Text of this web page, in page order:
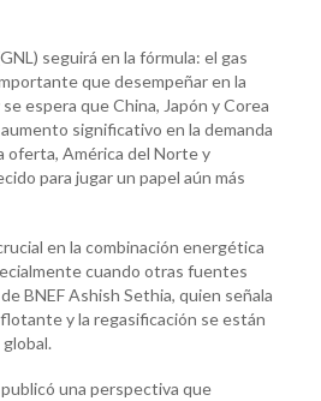
seguirá en la fórmula: el gas
que desempeñar en la
espera que China, Japón y Corea
significativo en la demanda
oferta, América del Norte y
para jugar un papel aún más
en la combinación energética
cuando otras fuentes
BNEF Ashish Sethia, quien señala
y la regasificación se están
una perspectiva que